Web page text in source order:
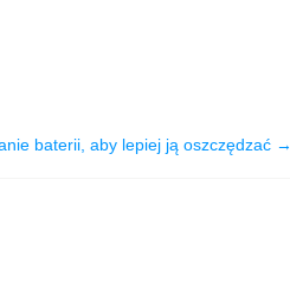
baterii, aby lepiej ją oszczędzać →